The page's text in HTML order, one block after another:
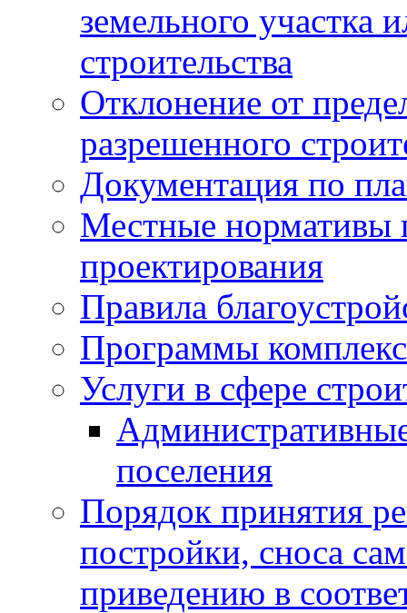
земельного участка
строительства
Отклонение от
разрешенного
Документация по
Местные нормативы
проектирования
Правила
Программы
Услуги в сфере
поселения
Порядок принятия
постройки, сноса
приведению в